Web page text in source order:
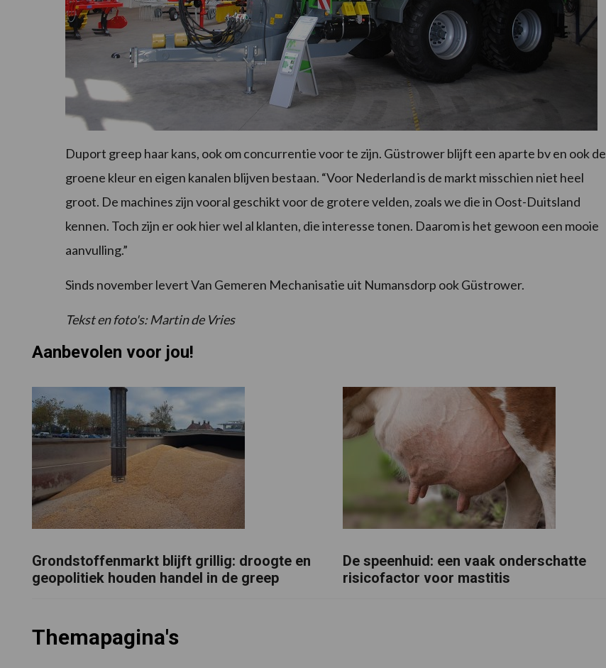
Duport greep haar kans, ook om concurrentie voor te zijn. Güstrower blijft een aparte bv en ook de
groene kleur en eigen kanalen blijven bestaan. “Voor Nederland is de markt misschien niet heel
groot. De machines zijn vooral geschikt voor de grotere velden, zoals we die in Oost-Duitsland
kennen. Toch zijn er ook hier wel al klanten, die interesse tonen. Daarom is het gewoon een mooie
aanvulling.”
Sinds november levert Van Gemeren Mechanisatie uit Numansdorp ook Güstrower.
Tekst en foto's: Martin de Vries
Aanbevolen voor jou!
Grondstoffenmarkt blijft grillig: droogte en
geopolitiek houden handel in de greep
De speenhuid: een vaak onderschatte
risicofactor voor mastitis
Themapagina's